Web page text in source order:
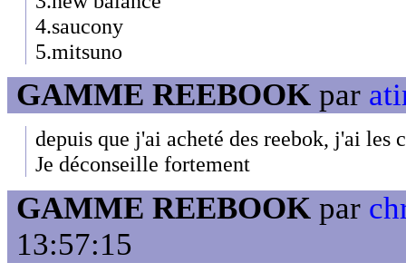
4.saucony
5.mitsuno
GAMME REEBOOK par
depuis que j'ai acheté des reebok, j'ai les
Je déconseille fortement
GAMME REEBOOK par
13:57:15